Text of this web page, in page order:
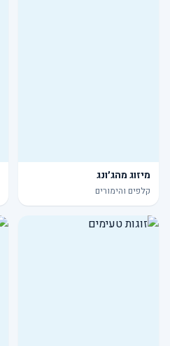
מיזוג מהג׳ונג
קלפים והימורים